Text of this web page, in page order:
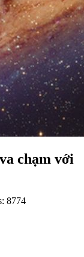
chạm với
8774